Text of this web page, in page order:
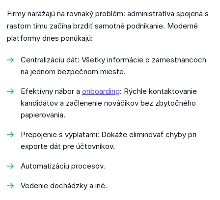
Firmy narážajú na rovnaký problém: administratíva spojená s
rastom tímu začína brzdiť samotné podnikanie. Moderné
platformy dnes ponúkajú:
Centralizáciu dát: Všetky informácie o zamestnancoch
na jednom bezpečnom mieste.
Efektívny nábor a onboarding: Rýchle kontaktovanie
kandidátov a začlenenie nováčikov bez zbytočného
papierovania.
Prepojenie s výplatami: Dokáže eliminovať chyby pri
exporte dát pre účtovníkov.
Automatizáciu procesov.
Vedenie dochádzky a iné.